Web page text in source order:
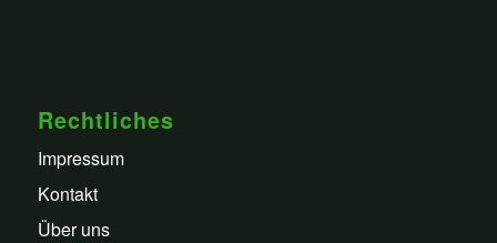
Rechtliches
Impressum
Kontakt
Über uns